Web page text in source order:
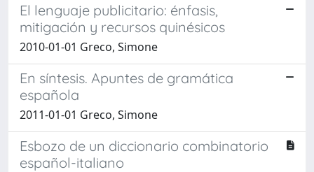
El lenguaje publicitario: énfasis,
mitigación y recursos quinésicos
2010-01-01 Greco, Simone
En síntesis. Apuntes de gramática
española
2011-01-01 Greco, Simone
Esbozo de un diccionario combinatorio
español-italiano